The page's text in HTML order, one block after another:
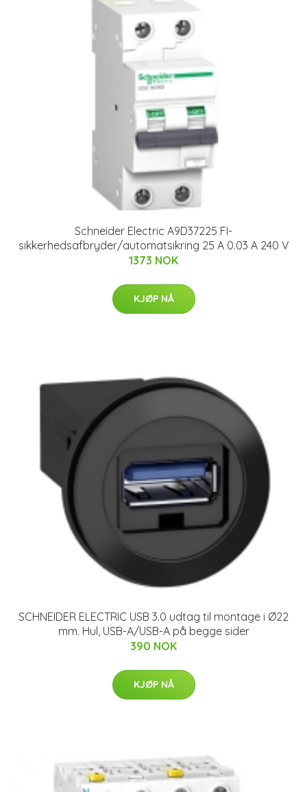
Schneider Electric A9D37225 FI-
sikkerhedsafbryder/automatsikring 25 A 0.03 A 240 V
1373 NOK
KJØP NÅ
SCHNEIDER ELECTRIC USB 3.0 udtag til montage i Ø22
mm. Hul, USB-A/USB-A på begge sider
390 NOK
KJØP NÅ